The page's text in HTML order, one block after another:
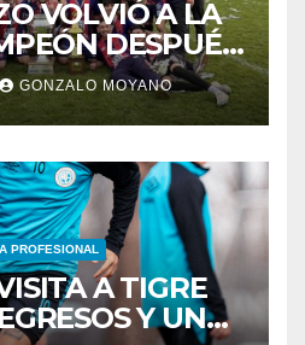
VOLVIÓ A LA
DESPUÉS
GONZALO MOYANO
PROFESIONAL
A TIGRE
Y UNA